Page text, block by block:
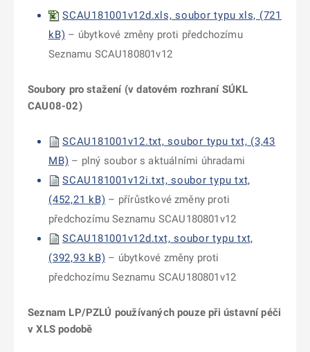
SCAU181001v12d.xls, soubor typu xls, (721
kB) – úbytkové změny proti předchozímu
Seznamu SCAU180801v12
Soubory pro stažení (v datovém rozhraní SÚKL
CAU08-02)
SCAU181001v12.txt, soubor typu txt, (3,43
MB) – plný soubor s aktuálními úhradami
SCAU181001v12i.txt, soubor typu txt,
(452,21 kB) – přírůstkové změny proti
předchozímu Seznamu SCAU180801v12
SCAU181001v12d.txt, soubor typu txt,
(392,93 kB) – úbytkové změny proti
předchozímu Seznamu SCAU180801v12
Seznam LP/PZLÚ používaných pouze při ústavní péči
v XLS podobě